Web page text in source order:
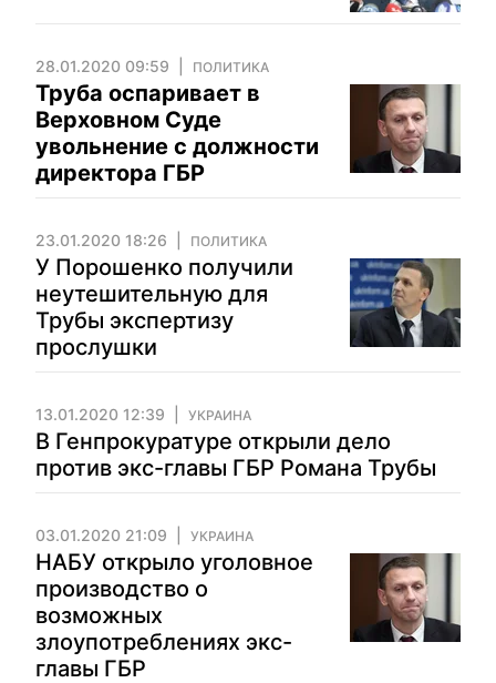
28.01.2020 09:59 ПОЛИТИКА
Труба оспаривает в
Верховном Суде
увольнение с должности
директора ГБР
23.01.2020 18:26 ПОЛИТИКА
У Порошенко получили
неутешительную для
Трубы экспертизу
прослушки
13.01.2020 12:39 УКРАИНА
В Генпрокуратуре открыли дело
против экс-главы ГБР Романа Трубы
03.01.2020 21:09 УКРАИНА
НАБУ открыло уголовное
производство о
возможных
злоупотреблениях экс-
главы ГБР